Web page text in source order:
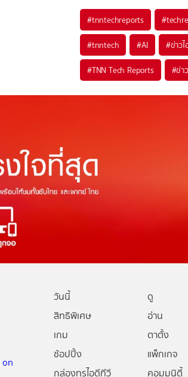
#tnntechreports #
#tnntech #AI #ข่าว
#TNN Tech Reports #ข่า
วันนี้
ดู
สิทธิพิเศษ
อ่าน
เกม
ตาตั้ง
ช้อปปิ้ง
แพ็กเกจ
กล่องทรูไอดีทีวี
คอมมูนิตี้